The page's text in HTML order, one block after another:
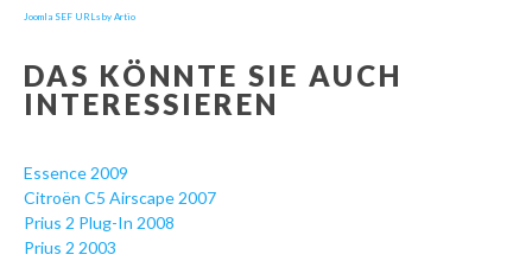
Joomla SEF URLs by Artio
DAS KÖNNTE SIE AUCH
INTERESSIEREN
Essence 2009
Citroën C5 Airscape 2007
Prius 2 Plug-In 2008
Prius 2 2003